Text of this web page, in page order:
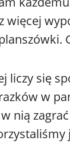
więcej
liczy się
w
nią